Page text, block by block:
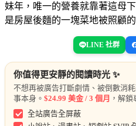
妹年 ，唯一的營養就靠著這母
是房屋後麵的一塊菜地被照顧
LINE 社群
你值得更安靜的閱讀時光 ✨
不想再被廣告打斷劇情、被倒數消
事本身。 $24.99 美金 / 3 個月 ，解鎖
全站廣告全屏蔽